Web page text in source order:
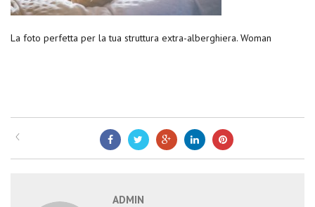
La foto perfetta per la tua struttura extra-alberghiera. Woman
ADMIN